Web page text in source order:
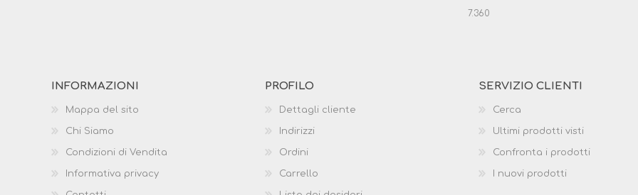
7.360
INFORMAZIONI
Mappa del sito
Chi Siamo
Condizioni di Vendita
Informativa privacy
PROFILO
Dettagli cliente
Indirizzi
Ordini
Carrello
SERVIZIO CLIENTI
Cerca
Ultimi prodotti visti
Confronta i prodotti
I nuovi prodotti